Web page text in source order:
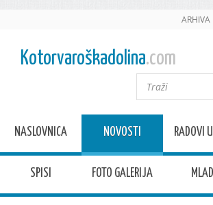
ARHIVA
Kotorvaroškadolina.com
NASLOVNICA NOVOSTI RADOVI
SPISI FOTO GALERIJA MLADI